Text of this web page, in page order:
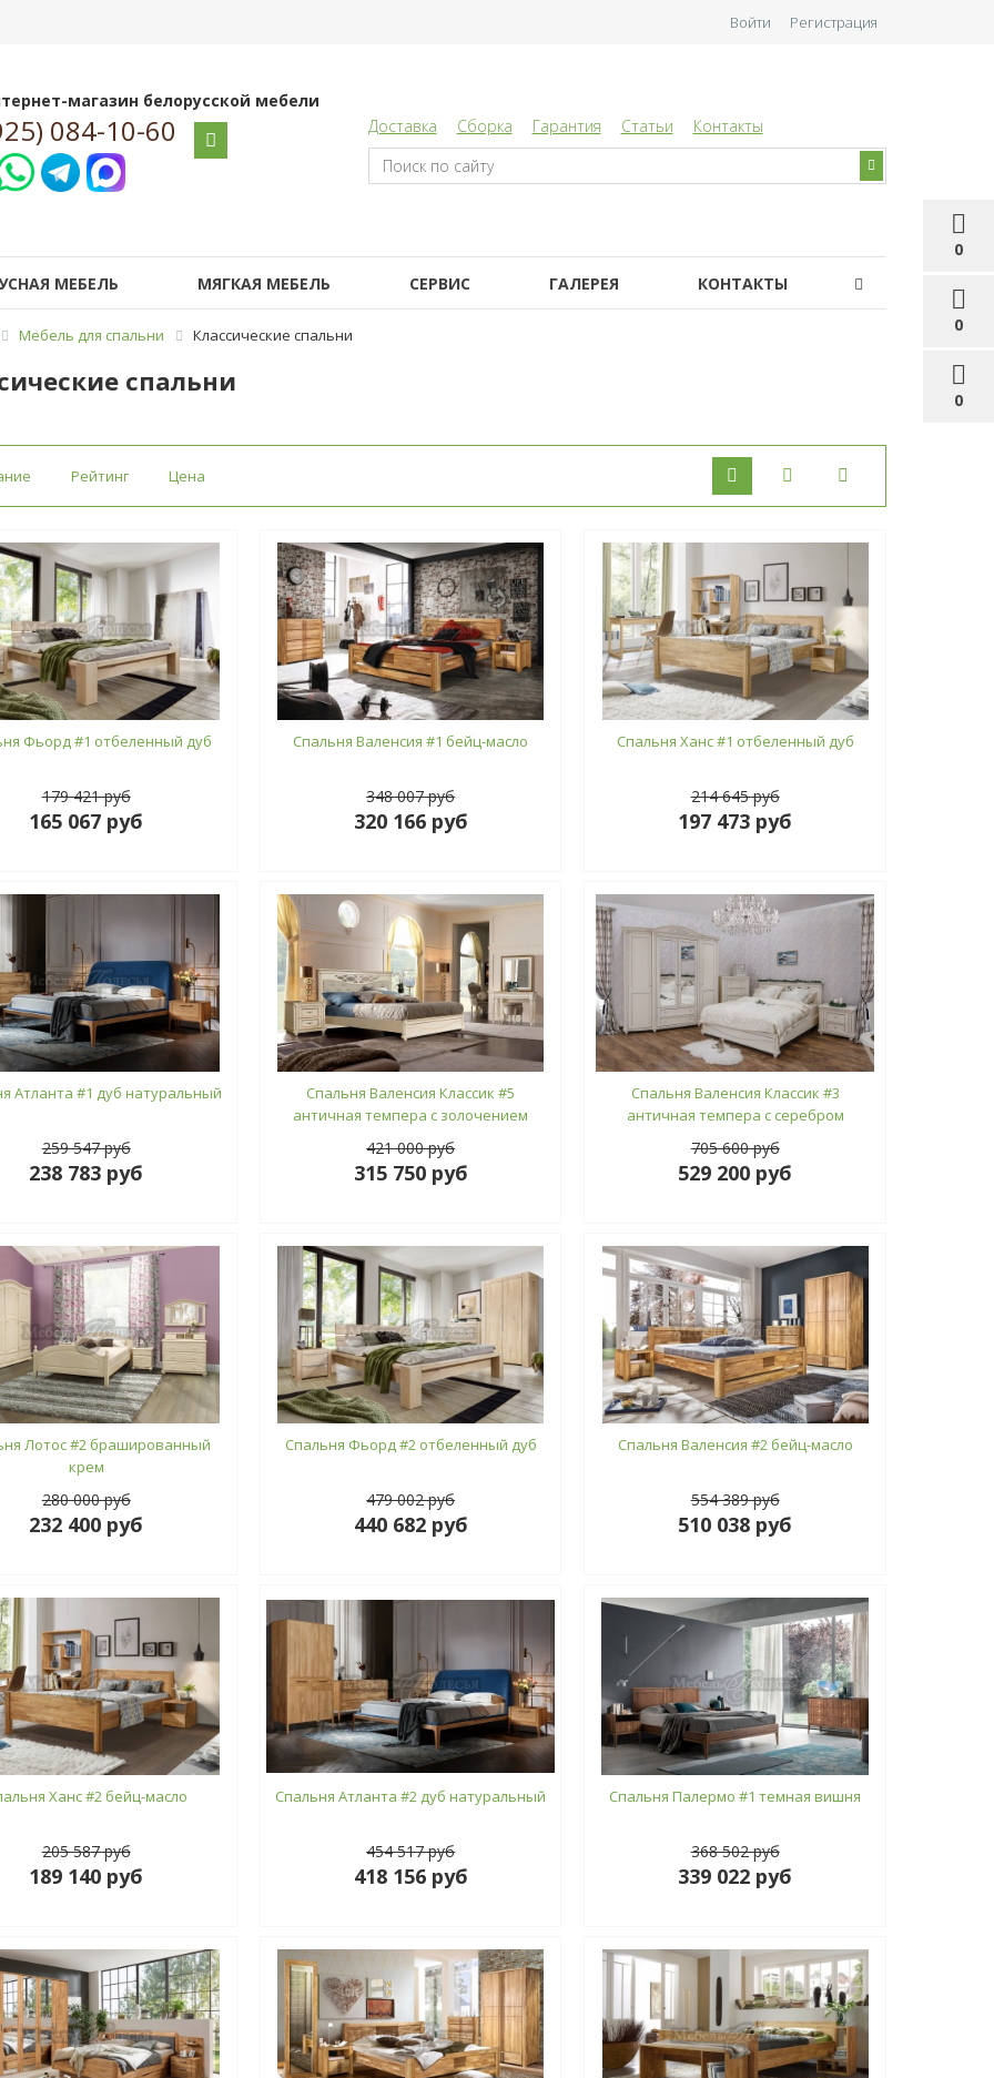
0
0
0
Войти Регистрация
магазин белорусской мебели
084-10-60 Доставка Сборка Гарантия Статьи Контакты
МЕБЕЛЬ МЯГКАЯ МЕБЕЛЬ СЕРВИС ГАЛЕРЕЯ КОНТАКТЫ
Мебель для спальни Классические спальни
спальни
Рейтинг Цена
Фьорд #1 отбеленный дуб
179 421 руб
165 067 руб
Спальня Валенсия #1 бейц-масло
348 007 руб
320 166 руб
Спальня Ханс #1 отбеленный дуб
214 645 руб
197 473 руб
Атланта #1 дуб натуральный
259 547 руб
238 783 руб
Спальня Валенсия Классик #5
античная темпера с золочением
421 000 руб
315 750 руб
Спальня Валенсия Классик #3
античная темпера с серебром
705 600 руб
529 200 руб
Лотос #2 брашированный
крем
280 000 руб
232 400 руб
Спальня Фьорд #2 отбеленный дуб
479 002 руб
440 682 руб
Спальня Валенсия #2 бейц-масло
554 389 руб
510 038 руб
Ханс #2 бейц-масло
205 587 руб
189 140 руб
Спальня Атланта #2 дуб натуральный
454 517 руб
418 156 руб
Спальня Палермо #1 темная вишня
368 502 руб
339 022 руб